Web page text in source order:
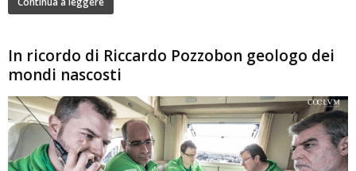
In ricordo di Riccardo Pozzobon geologo dei
mondi nascosti